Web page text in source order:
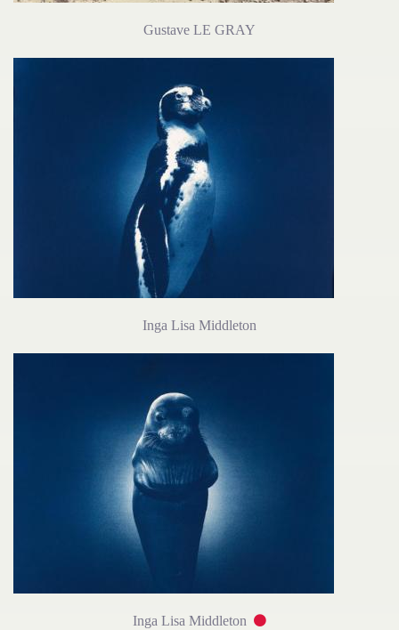
Gustave LE GRAY
Inga Lisa Middleton
Inga Lisa Middleton